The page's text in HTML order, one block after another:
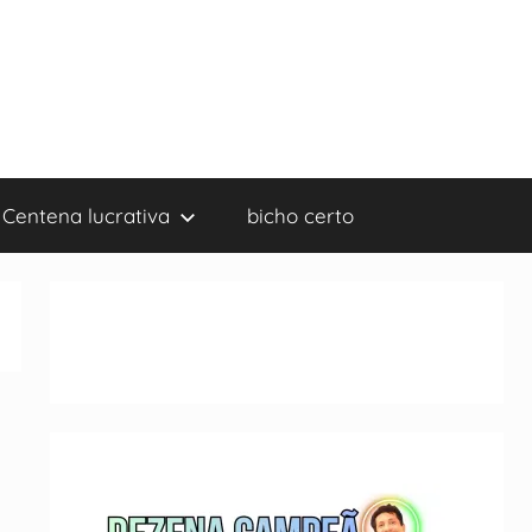
Centena lucrativa bicho certo